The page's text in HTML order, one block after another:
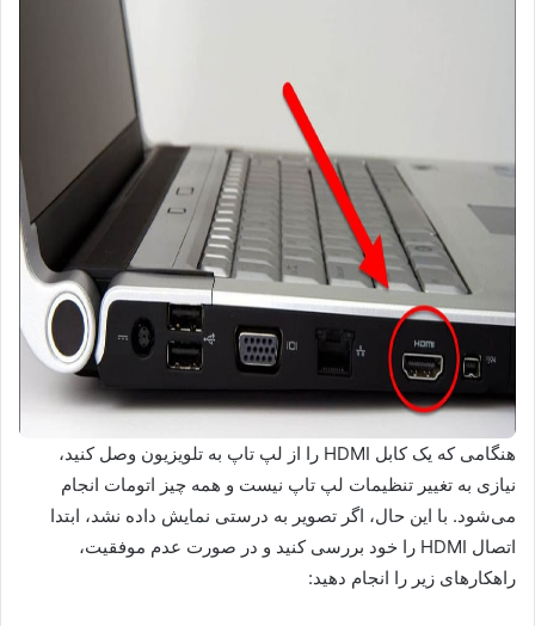
هنگامی که یک کابل HDMI را از لپ تاپ به تلویزیون وصل کنید،
نیازی به تغییر تنظیمات لپ تاپ نیست و همه چیز اتومات انجام
می‌شود. با این حال، اگر تصویر به درستی نمایش داده نشد، ابتدا
اتصال HDMI را خود بررسی کنید و در صورت عدم موفقیت،
راهکارهای زیر را انجام دهید: